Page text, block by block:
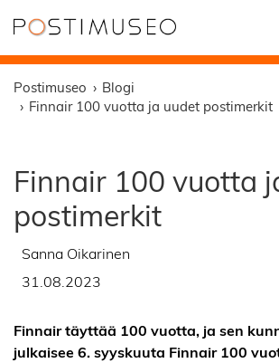
Postimuseo
Blogi
Finnair 100 vuotta ja uudet postimerkit
Finnair 100 vuotta
postimerkit
Sanna Oikarinen
31.08.2023
Finnair täyttää 100 vuotta, ja sen
julkaisee 6. syyskuuta Finnair 100